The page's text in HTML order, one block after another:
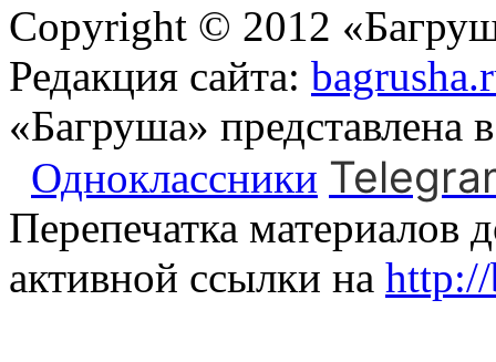
Copyright © 2012
Редакция сайта:
«Багруша» представлена
Одноклассники
Перепечатка материалов
активной ссылки на http://